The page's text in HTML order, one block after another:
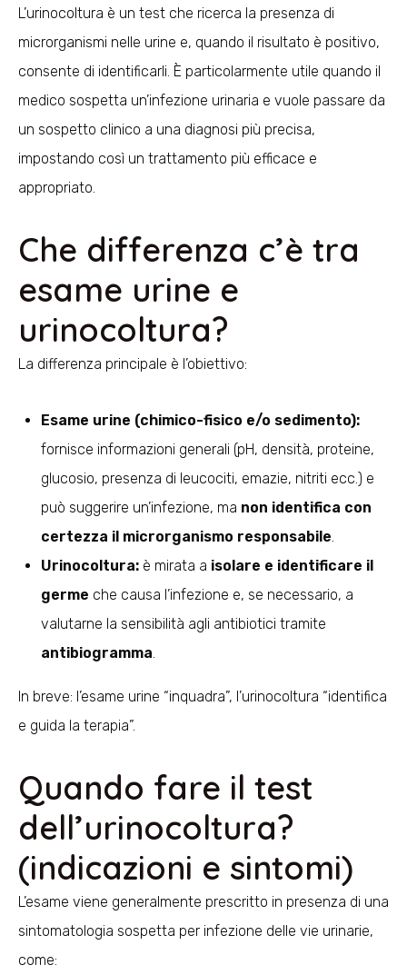
L’urinocoltura è un test che ricerca la presenza di
microrganismi nelle urine e, quando il risultato è positivo,
consente di identificarli. È particolarmente utile quando il
medico sospetta un’infezione urinaria e vuole passare da
un sospetto clinico a una diagnosi più precisa,
impostando così un trattamento più efficace e
appropriato.
Che differenza c’è tra
esame urine e
urinocoltura?
La differenza principale è l’obiettivo:
Esame urine (chimico-fisico e/o sedimento):
fornisce informazioni generali (pH, densità, proteine,
glucosio, presenza di leucociti, emazie, nitriti ecc.) e
può suggerire un’infezione, ma non identifica con
certezza il microrganismo responsabile
Urinocoltura: è mirata a isolare e identificare il
germe che causa l’infezione e, se necessario, a
valutarne la sensibilità agli antibiotici tramite
antibiogramma
In breve: l’esame urine “inquadra”, l’urinocoltura “identifica
e guida la terapia”.
Quando fare il test
dell’urinocoltura?
(indicazioni e sintomi)
L’esame viene generalmente prescritto in presenza di una
sintomatologia sospetta per infezione delle vie urinarie,
come: